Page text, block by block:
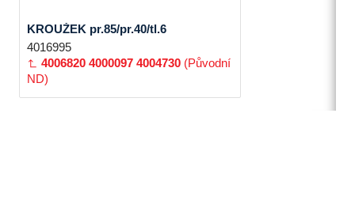
KROUŽEK pr.85/pr.40/tl.6
4016995
4006820 4000097 4004730 (Původní
ND)